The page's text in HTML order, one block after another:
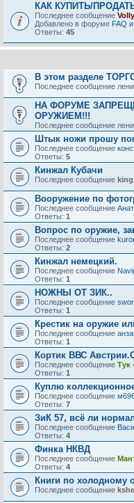
КАК КУПИТЬ/
Последнее сообщение Volly
Добавлено в форуме FAQ
Ответы: 45
В этом разделе
Последнее сообщение
НА ФОРУМЕ
ОРУЖИЕМ!!!
Последнее сообщение
Штык ножи прошу
Последнее сообщение
Ответы: 5
Кинжал Кубачи
Последнее сообщение king
Вооружение по
Последнее сообщение
Ответы: 1
Вопрос по оружие,
Последнее сообщение
Ответы: 2
Кинжал немецкий.
Последнее сообщение
Ответы: 1
НОЖНЫ ОТ ЗИК..
Последнее сообщение
Ответы: 1
Крестик на оружие
Последнее сообщение
Ответы: 1
Кортик ВВС
Последнее сообщение Тук
Ответы: 1
Куплю
Последнее сообщение
Ответы: 7
ЗиК 57, всё ли
Последнее сообщение
Ответы: 4
Финка НКВД
Последнее сообщение
Ответы: 4
Книги по холодному
Последнее сообщение